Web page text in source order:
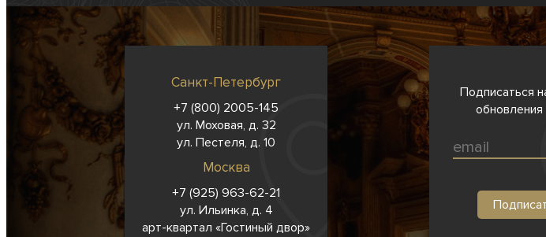
Санкт-Петербург
+7 (800) 2005-145
ул. Моховая, д. 32
ул. Пестеля, д. 10
Москва
+7 (925) 963-62-21
ул. Ильинка, д. 4
арт-квартал «Гостиный двор»
Подписаться